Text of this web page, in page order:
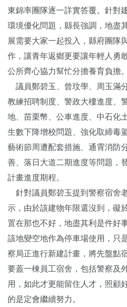
東錦率團隊逐一詳實答覆。針對
環境優化問題，縣長強調，地盡
展需要大家一起投入，縣府團隊
作，讓青年返鄉更要讓年輕人勇
公所齊心協力幫忙分擔養育負擔。
議員鄭碧玉、曾玟學、周玉滿
教練招聘制度、警政大樓進度、
地、苗栗幣、公車進度、中石化
生數下降增校問題、強化取締毒
藝術節周遭配套措施、通霄消防
善、落日大道二期進度等問題，
計畫進度期程。
針對議員鄭碧玉提到警察宿舍
示，由於該建物年限還沒到，礙
置在那也不好，地盡其利是件好
該地變空地作為停車場使用，只
察局正進行新建計畫，將先盤點
要蓋一棟員工宿舍，包括警察及
用，如此才更能留住人才，照顧
的是定會繼續努力。